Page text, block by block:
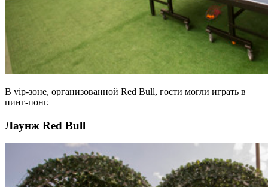
В vip-зоне, организованной Red Bull, гости могли играть в
пинг-понг.
Лаунж Red Bull